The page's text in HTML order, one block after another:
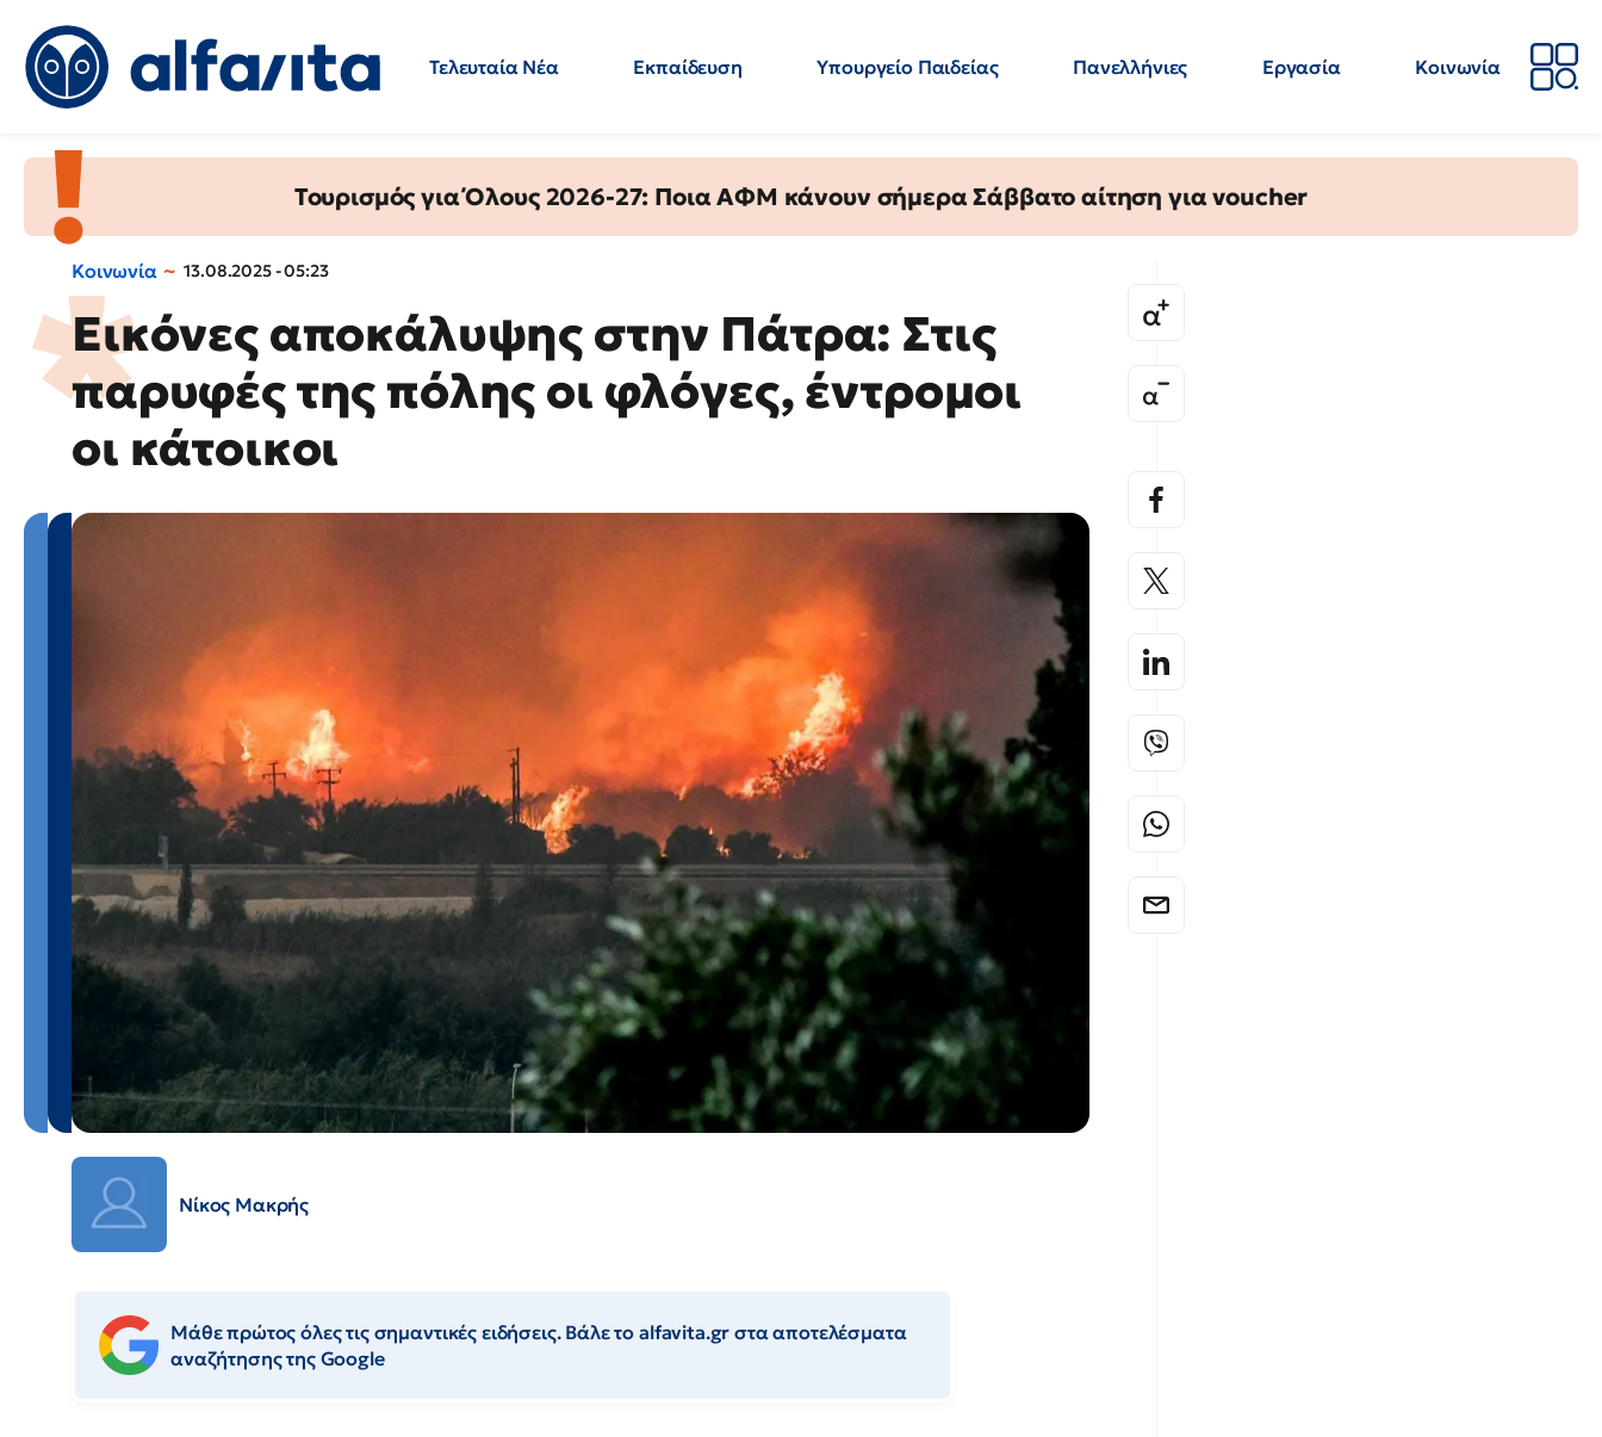
Τελευταία Νέα Εκπαίδευση Υπουργείο Παιδείας Πανελλήνιες Εργασία
Κοινωνία
Τουρισμός για Όλους 2026-27: Ποια ΑΦΜ κάνουν σήμερα Σάββατο αίτηση για voucher
Κοινωνία 13.08.2025 - 05:23
Εικόνες αποκάλυψης στην Πάτρα: Στις
παρυφές της πόλης οι φλόγες, έντρομοι
οι κάτοικοι
Νίκος Μακρής
Μάθε πρώτος όλες τις σημαντικές ειδήσεις. Βάλε το alfavita.gr στα αποτελέσματα
αναζήτησης της Google